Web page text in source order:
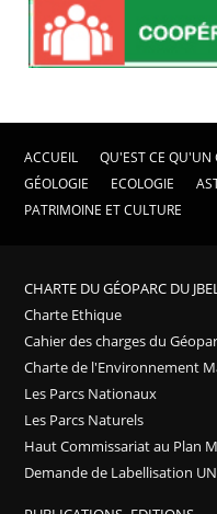
ACCUEIL QU'EST CE QU'UN
GÉOLOGIE
ECOLOGIE
PATRIMOINE ET CULTURE
CHARTE DU GÉOPARC DU
Charte Ethique
Cahier des charges du
Charte de l'Environnement
Les Parcs Nationaux
Les Parcs Naturels
Haut Commissariat au Plan
Demande de Labellisation